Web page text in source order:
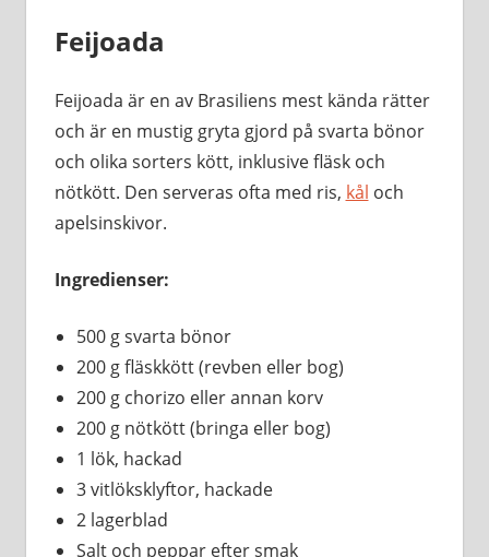
Feijoada
Feijoada är en av Brasiliens mest kända rätter
och är en mustig gryta gjord på svarta bönor
och olika sorters kött, inklusive fläsk och
nötkött. Den serveras ofta med ris, kål och
apelsinskivor.
Ingredienser:
500 g svarta bönor
200 g fläskkött (revben eller bog)
200 g chorizo eller annan korv
200 g nötkött (bringa eller bog)
1 lök, hackad
3 vitlöksklyftor, hackade
2 lagerblad
Salt och peppar efter smak